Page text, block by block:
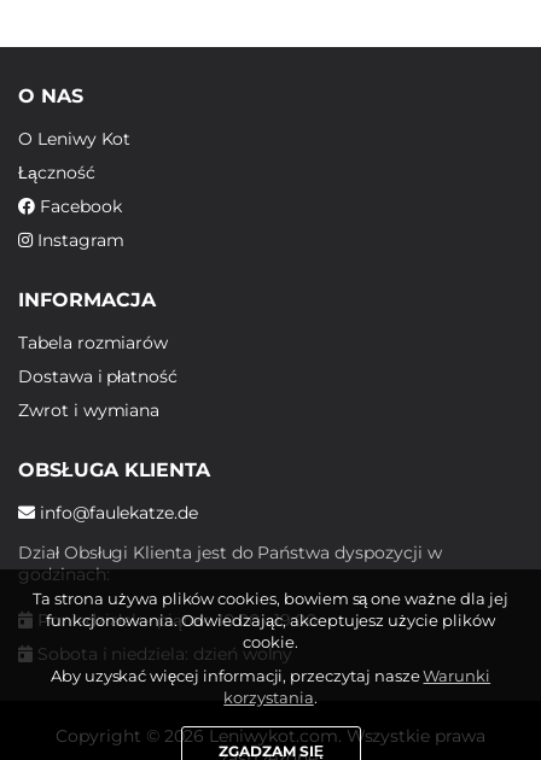
O NAS
O Leniwy Kot
Łączność
Facebook
Instagram
INFORMACJA
Tabela rozmiarów
Dostawa i płatność
Zwrot i wymiana
OBSŁUGA KLIENTA
info@faulekatze.de
Dział Obsługi Klienta jest do Państwa dyspozycji w
godzinach:
Poniedziałek - piątek: 10:00 - 19:00
Sobota i niedziela: dzień wolny
Copyright © 2026 Leniwykot.com. Wszystkie prawa
Ta strona używa plików cookies, bowiem są one ważne dla jej
funkcjonowania. Odwiedzając, akceptujesz użycie plików
cookie.
Aby uzyskać więcej informacji, przeczytaj naszeWarunki
korzystania.
ZGADZAM SIĘ